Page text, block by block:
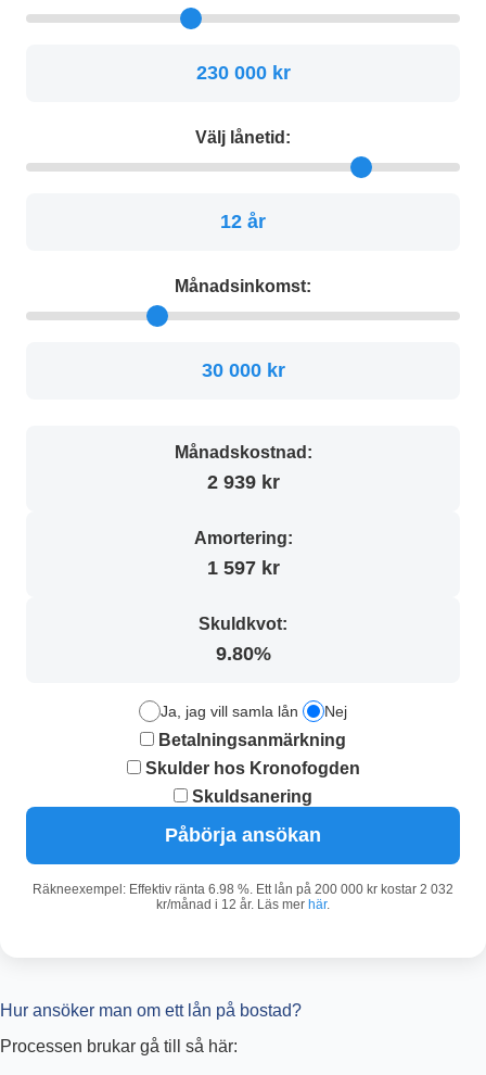
230 000 kr
Välj lånetid:
12 år
Månadsinkomst:
30 000 kr
Månadskostnad:
2 939 kr
Amortering:
1 597 kr
Skuldkvot:
9.80%
Ja, jag vill samla lån Nej
Betalningsanmärkning
Skulder hos Kronofogden
Skuldsanering
Påbörja ansökan
Räkneexempel: Effektiv ränta 6.98 %. Ett lån på 200 000 kr kostar 2 032
kr/månad i 12 år. Läs mer här.
Hur ansöker man om ett lån på bostad?
Processen brukar gå till så här: